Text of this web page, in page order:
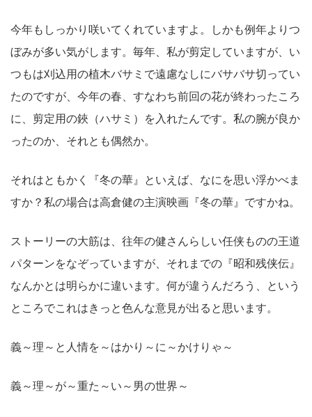
今年もしっかり咲いてくれていますよ。しかも例年よりつ
ぼみが多い気がします。毎年、私が剪定していますが、い
つもは刈込用の植木バサミで遠慮なしにバサバサ切ってい
たのですが、今年の春、すなわち前回の花が終わったころ
に、剪定用の鋏（ハサミ）を入れたんです。私の腕が良か
ったのか、それとも偶然か。
それはともかく『冬の華』といえば、なにを思い浮かべま
すか？私の場合は高倉健の主演映画『冬の華』ですかね。
ストーリーの大筋は、往年の健さんらしい任侠ものの王道
パターンをなぞっていますが、それまでの『昭和残侠伝』
なんかとは明らかに違います。何が違うんだろう、という
ところでこれはきっと色んな意見が出ると思います。
義～理～と人情を～はかり～に～かけりゃ～
義～理～が～重た～い～男の世界～